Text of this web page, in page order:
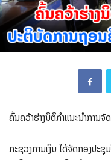
ຄົ້ນຄວ້າຮ່າງນິຕິກໍາແນະນໍາການ
ກະຊວງການເງິນ ໄດ້ຈັດກອງປະ